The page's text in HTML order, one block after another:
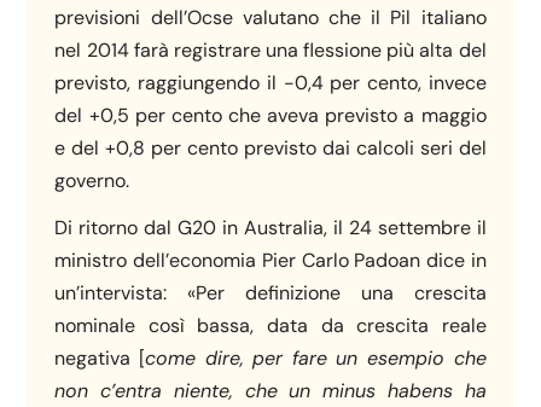
previsioni dell’Ocse valutano che il Pil italiano
nel 2014 farà registrare una flessione più alta del
previsto, raggiungendo il -0,4 per cento, invece
del +0,5 per cento che aveva previsto a maggio
e del +0,8 per cento previsto dai calcoli seri del
governo.
Di ritorno dal G20 in Australia, il 24 settembre il
ministro dell’economia Pier Carlo Padoan dice in
un’intervista: «Per definizione una crescita
nominale così bassa, data da crescita reale
negativa [come dire, per fare un esempio che
non c’entra niente, che un minus habens ha